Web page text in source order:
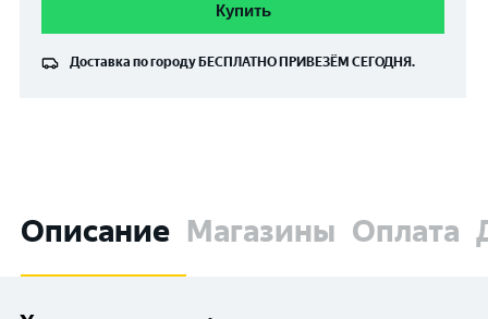
Купить
Доставка по городу БЕСПЛАТНО ПРИВЕЗЁМ СЕГОДНЯ.
Описание Магазины Оплата